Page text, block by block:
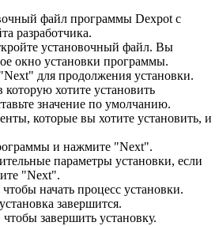
файл программы Dexpot с
разработчика.
установочный файл. Вы
окно установки программы.
для продолжения установки.
хотите установить
значение по умолчанию.
которые вы хотите установить, и
и нажмите "Next".
параметры установки, если
"Next".
начать процесс установки.
завершится.
завершить установку.